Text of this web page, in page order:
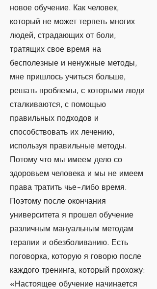
новое обучение. Как человек,
который не может терпеть многих
людей, страдающих от боли,
тратящих свое время на
бесполезные и ненужные методы,
мне пришлось учиться больше,
решать проблемы, с которыми люди
сталкиваются, с помощью
правильных подходов и
способствовать их лечению,
используя правильные методы.
Потому что мы имеем дело со
здоровьем человека и мы не имеем
права тратить чье-либо время.
Поэтому после окончания
университета я прошел обучение
различным мануальным методам
терапии и обезболиванию. Есть
поговорка, которую я говорю после
каждого тренинга, который прохожу:
«Настоящее обучение начинается